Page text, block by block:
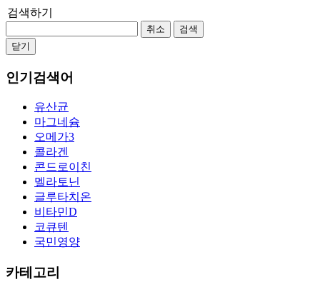
검색하기
취소
검색
닫기
인기검색어
유산균
마그네슘
오메가3
콜라겐
콘드로이친
멜라토닌
글루타치온
비타민D
코큐텐
국민영양
카테고리